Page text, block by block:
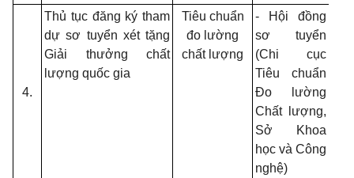
4.
Thủ tục đăng ký tham
dự sơ tuyển xét tặng
Giải thưởng chất
lượng quốc gia
Tiêu chuẩn
đo lường
chất lượng
- Hội đồng
sơ tuyển
(Chi cục
Tiêu chuẩn
Đo lường
Chất lượng,
Sở Khoa
học và Công
nghệ)